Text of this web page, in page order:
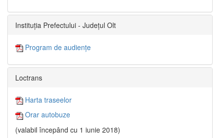
Instituția Prefectului - Județul Olt
Program de audiențe
Loctrans
Harta traseelor
Orar autobuze
(valabil începând cu 1 iunie 2018)